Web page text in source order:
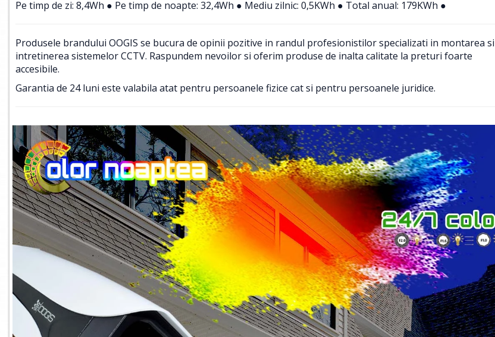
Pe timp de zi: 8,4Wh ● Pe timp de noapte: 32,4Wh ● Mediu zilnic: 0,5KWh ● Total anual: 179KWh ●
Produsele brandului OOGIS se bucura de opinii pozitive in randul profesionistilor specializati in montarea si
intretinerea sistemelor CCTV. Raspundem nevoilor si oferim produse de inalta calitate la preturi foarte
accesibile.
Garantia de 24 luni este valabila atat pentru persoanele fizice cat si pentru persoanele juridice.